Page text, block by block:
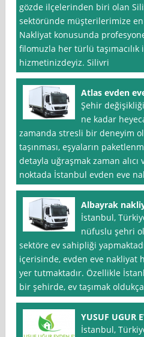
gözde ilçelerinden biri olan
sektöründe müşterilerimize en
Nakliyat konusunda
filomuzla her türlü taşımacılık
hizmetinizdeyiz. Silivri
Atlas evden
Şehir
ne kadar
zamanda stresli bir deneyim
taşınması, eşyaların
detayla uğraşmak zaman
noktada İstanbul evden eve
Albayrak
İstanbul,
nüfuslu şehri
sektöre ev sahipliği
içerisinde, evden eve nakliyat
yer tutmaktadır. Özellikle
bir şehirde, ev taşımak
YUSUF UGUR
İstanbul,